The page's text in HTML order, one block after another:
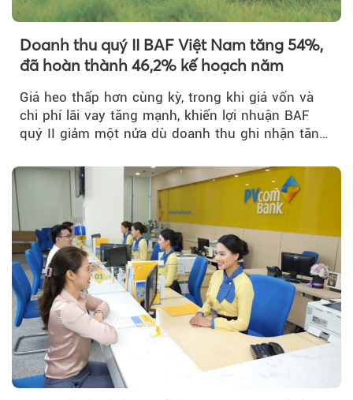
Theo
Doanh thu quý II BAF Việt Nam tăng 54%,
đã hoàn thành 46,2% kế hoạch năm
Giá heo thấp hơn cùng kỳ, trong khi giá vốn và
chi phí lãi vay tăng mạnh, khiến lợi nhuận BAF
quý II giảm một nửa dù doanh thu ghi nhận tăng